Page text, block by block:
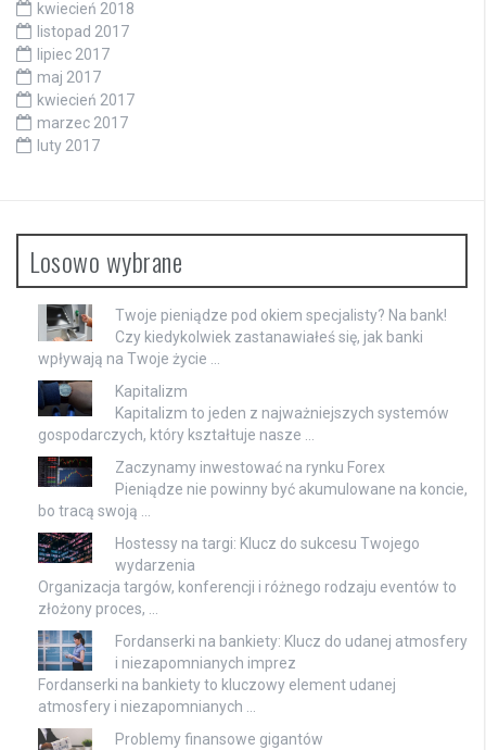
kwiecień 2018
listopad 2017
lipiec 2017
maj 2017
kwiecień 2017
marzec 2017
luty 2017
Losowo wybrane
Twoje pieniądze pod okiem specjalisty? Na bank!
Czy kiedykolwiek zastanawiałeś się, jak banki
wpływają na Twoje życie …
Kapitalizm
Kapitalizm to jeden z najważniejszych systemów
gospodarczych, który kształtuje nasze …
Zaczynamy inwestować na rynku Forex
Pieniądze nie powinny być akumulowane na koncie,
bo tracą swoją …
Hostessy na targi: Klucz do sukcesu Twojego
wydarzenia
Organizacja targów, konferencji i różnego rodzaju eventów to
złożony proces, …
Fordanserki na bankiety: Klucz do udanej atmosfery
i niezapomnianych imprez
Fordanserki na bankiety to kluczowy element udanej
atmosfery i niezapomnianych …
Problemy finansowe gigantów